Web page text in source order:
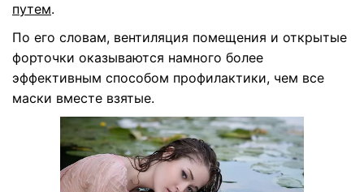
путем.
По его словам, вентиляция помещения и открытые
форточки оказываются намного более
эффективным способом профилактики, чем все
маски вместе взятые.